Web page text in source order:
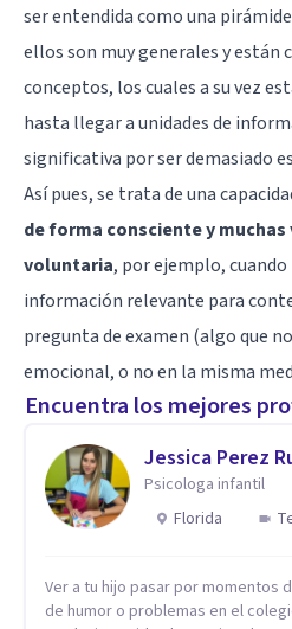
ser entendida como una
ellos son muy generales y están
conceptos, los cuales a su vez
hasta llegar a unidades de
significativa por ser demasiado
Así pues, se trata de una
de forma consciente y muchas
voluntaria, por ejemplo,
información relevante para
pregunta de examen (algo que
emocional, o no en la misma
Encuentra los mejores
Jessica Perez
Psicologa infantil
Florida
Ver a tu hijo pasar por momentos
de humor o problemas en el